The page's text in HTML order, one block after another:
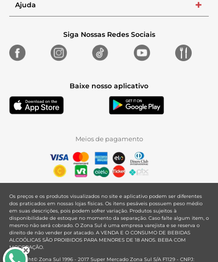
Ajuda +
Siga Nossas Redes Sociais
Baixe nosso aplicativo
Meios de pagamento
Os preços e os produtos visualizados no site e aplicativo podem ser diferentes
dos praticados em nossas lojas físicas. Os itens pesáveis possuem peso médio
em suas descrições, pois podem sofrer variação. Produtos sujeitos à
disponibilidade de estoque no momento da separação. Caso falte algum item, o
mesmo não será cobrado. O Zona Sul é uma empresa varejista e se reserva o
direito de não vender por atacado. A VENDA E O CONSUMO DE BEBIDAS
ALCOÓLICAS SÃO PROIBIDOS PARA MENORES DE 18 ANOS. BEBA COM
MODERAÇÃO.
Copyright© Zona Sul 1996 - 2017 Super Mercado Zona Sul S/A F1129 - CNPJ: